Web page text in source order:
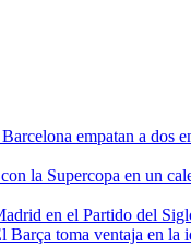
empatan a dos
la Supercopa en un
en el Partido del
Barça toma ventaja en la